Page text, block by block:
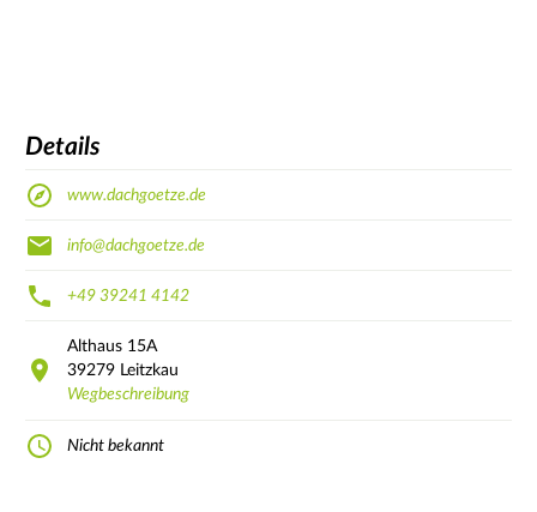
Details
www.dachgoetze.de
info@dachgoetze.de
+49 39241 4142
Althaus 15A
39279 Leitzkau
Wegbeschreibung
Nicht bekannt